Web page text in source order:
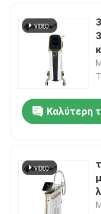
Προϊόντα
Βίντεο
Εμφάνιση VR
Γύρος
Καλύτερη